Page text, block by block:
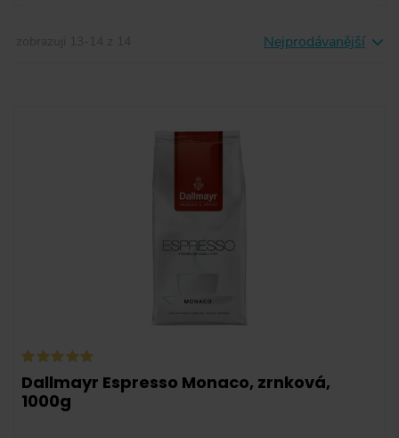
Nejprodávanější
Dallmayr Espresso Monaco, zrnková,
1000g